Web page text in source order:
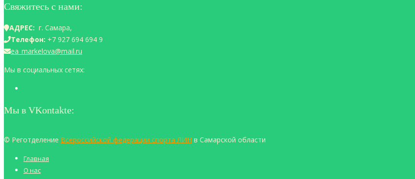
Свяжитесь с нами:
АДРЕС: г. Самара,
Телефон: +7 927 694 694 9
ea_markelova@mail.ru
Мы в социальных сетях:
Мы в VKontakte:
© Реготделение Всероссийской федерации спорта ЛИН в Самарской области
Главная
О нас